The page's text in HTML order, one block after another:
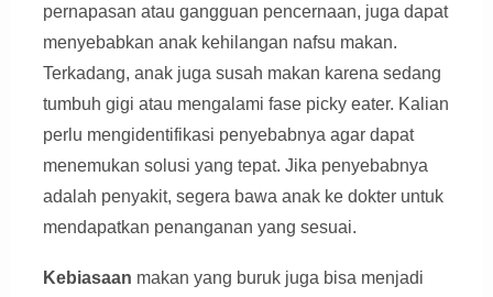
pernapasan atau gangguan pencernaan, juga dapat
menyebabkan anak kehilangan nafsu makan.
Terkadang, anak juga susah makan karena sedang
tumbuh gigi atau mengalami fase picky eater. Kalian
perlu mengidentifikasi penyebabnya agar dapat
menemukan solusi yang tepat. Jika penyebabnya
adalah penyakit, segera bawa anak ke dokter untuk
mendapatkan penanganan yang sesuai.
Kebiasaan makan yang buruk juga bisa menjadi